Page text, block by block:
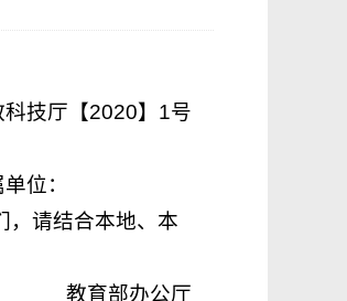
科技厅【2020】1号
位：
，请结合本地、本
教育部办公厅